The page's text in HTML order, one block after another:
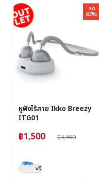
ลด
62%
หูฟังไร้สาย Ikko Breezy
ITG01
฿1,500 ฿3,990
ฟรี